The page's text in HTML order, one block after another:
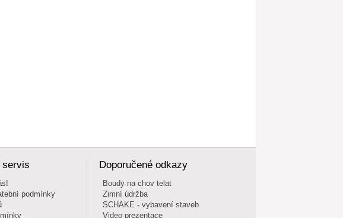
servis
podmínky
Doporučené odkazy
Boudy na chov telat
Zimní údržba
SCHAKE - vybavení staveb
Video prezentace